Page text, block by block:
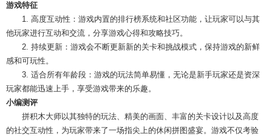
游戏特征
1. 高度互动性：游戏内置的排行榜系统和社区功能，让玩家可以与其
他玩家进行互动和交流，分享游戏心得和攻略技巧。
2. 持续更新：游戏会不断更新新的关卡和挑战模式，保持游戏的新鲜
感和可玩性。
3. 适合所有年龄段：游戏的玩法简单易懂，无论是新手玩家还是资深
玩家都能迅速上手，享受游戏带来的乐趣。
小编测评
拼积木大师以其独特的玩法、精美的画面、丰富的关卡设计以及高度
的社交互动性，为玩家带来了一场指尖上的休闲拼图盛宴。游戏不仅考验